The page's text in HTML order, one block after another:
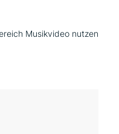
Musikvideo nutzen